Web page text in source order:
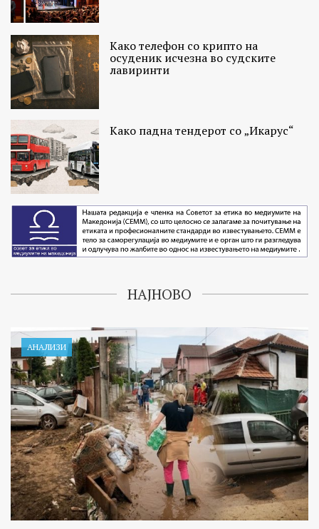
Како телефон со крипто на
осуденик исчезна во судските
лавиринти
Како падна тендерот со „Икарус“
НАЈНОВО
АНАЛИЗИ